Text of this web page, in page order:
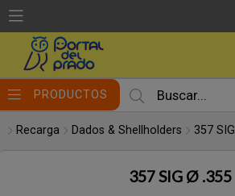
PRODUCTOS
Recarga Dados & Shellholders 357 SIG
357 SIG Ø .355